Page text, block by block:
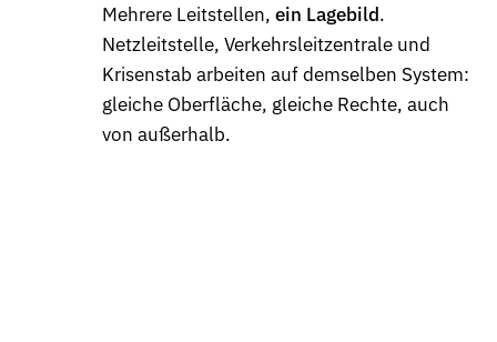
Mehrere Leitstellen, ein Lagebild.
Netzleitstelle, Verkehrsleitzentrale und
Krisenstab arbeiten auf demselben System:
gleiche Oberfläche, gleiche Rechte, auch
von außerhalb.